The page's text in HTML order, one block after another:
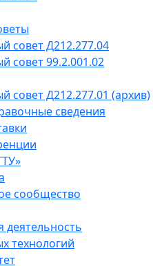
совет Д212.277.04
совет 99.2.001.02
совет Д212.277.01 (архив)
сведения
сообщество
деятельность
технологий